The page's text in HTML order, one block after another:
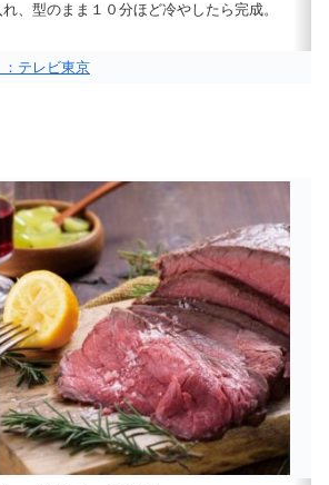
、型のまま１０分ほど冷やしたら完成。
テレビ東京